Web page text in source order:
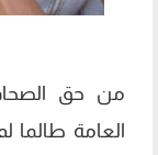
من حق
العامة